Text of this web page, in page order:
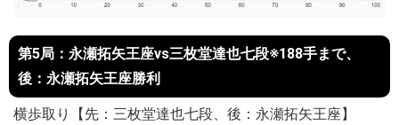
第5局：永瀬拓矢王座vs三枚堂達也七段※188手まで、
後：永瀬拓矢王座勝利
横歩取り【先：三枚堂達也七段、後：永瀬拓矢王座】